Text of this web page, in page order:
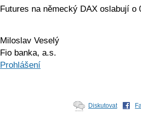
Futures na německý DAX oslabují o
Miloslav Veselý
Fio banka, a.s.
Prohlášení
Diskutovat